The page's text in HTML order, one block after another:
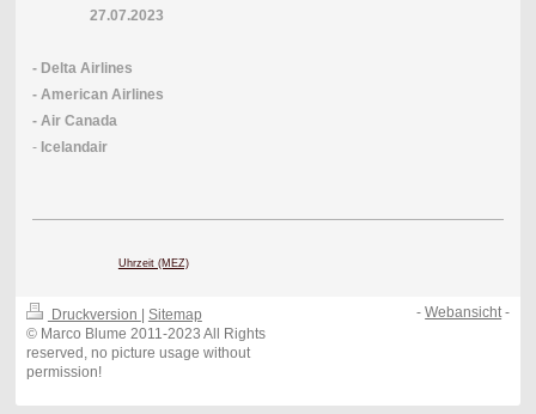
27.07.2023
- Delta Airlines
- American Airlines
- Air Canada
- Icelandair
Uhrzeit (MEZ)
Druckversion | Sitemap
© Marco Blume 2011-2023 All Rights
reserved, no picture usage without
permission!
-Webansicht -